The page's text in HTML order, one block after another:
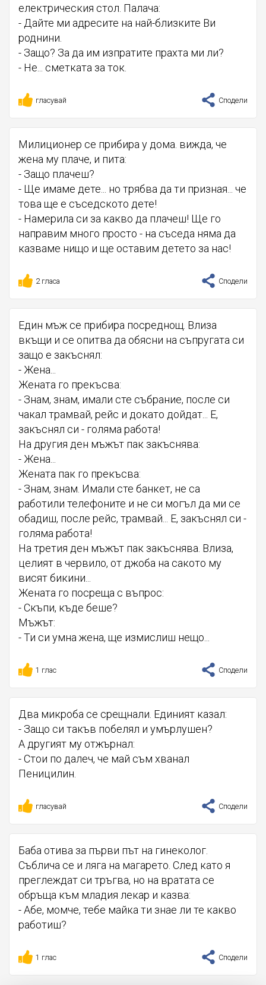
електрическия стол. Палача:
- Дайте ми адресите на най-близките Ви
роднини.
- Защо? За да им изпратите прахта ми ли?
- Не... сметката за ток.
гласувай Сподели
Милиционер се прибира у дома. вижда, че
жена му плаче, и пита:
- Защо плачеш?
- Ще имаме дете... но трябва да ти призная... че
това ще е съседското дете!
- Намерила си за какво да плачеш! Ще го
направим много просто - на съседа няма да
казваме нищо и ще оставим детето за нас!
2 гласа Сподели
Един мъж се прибира посреднощ. Влиза
вкъщи и се опитва да обясни на съпругата си
защо е закъснял:
- Жена...
Жената го прекъсва:
- Знам, знам, имали сте събрание, после си
чакал трамвай, рейс и докато дойдат... Е,
закъснял си - голяма работа!
На другия ден мъжът пак закъснява:
- Жена...
Жената пак го прекъсва:
- Знам, знам. Имали сте банкет, не са
работили телефоните и не си могъл да ми се
обадиш, после рейс, трамвай... Е, закъснял си -
голяма работа!
На третия ден мъжът пак закъснява. Влиза,
целият в червило, от джоба на сакото му
висят бикини...
Жената го посреща с въпрос:
- Скъпи, къде беше?
Мъжът:
- Ти си умна жена, ще измислиш нещо...
1 глас Сподели
Два микроба се срещнали. Единият казал:
- Защо си такъв побелял и умърлушен?
А другият му отжърнал:
- Стои по далеч, че май съм хванал
Пеницилин.
гласувай Сподели
Баба отива за първи път на гинеколог.
Съблича се и ляга на магарето. След като я
преглеждат си тръгва, но на вратата се
обръща към младия лекар и казва:
- Абе, момче, тебе майка ти знае ли те какво
работиш?
1 глас Сподели